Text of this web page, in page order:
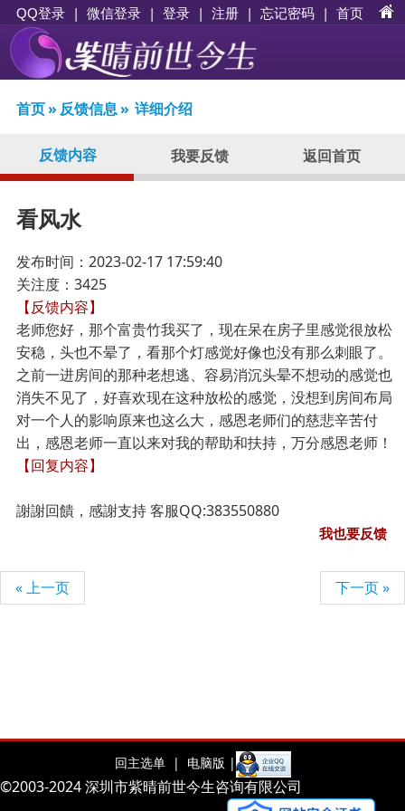
QQ登录 | 微信登录 | 登录 | 注册 | 忘记密码 | 首页
首页» 反馈信息» 详细介绍
反馈内容 我要反馈 返回首页
看风水
发布时间：2023-02-17 17:59:40
关注度：3425
【反馈内容】
老师您好，那个富贵竹我买了，现在呆在房子里感觉很放松
安稳，头也不晕了，看那个灯感觉好像也没有那么刺眼了。
之前一进房间的那种老想逃、容易消沉头晕不想动的感觉也
消失不见了，好喜欢现在这种放松的感觉，没想到房间布局
对一个人的影响原来也这么大，感恩老师们的慈悲辛苦付
出，感恩老师一直以来对我的帮助和扶持，万分感恩老师！
【回复内容】
謝謝回饋，感謝支持 客服QQ:383550880
我也要反馈
« 上一页 下一页 »
回主选单 | 电脑版 |
©2003-2024 深圳市紫晴前世今生咨询有限公司